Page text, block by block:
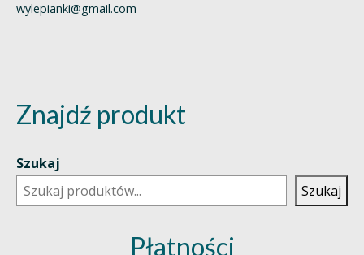
wylepianki@gmail.com
Znajdź produkt
Szukaj
Szukaj
Płatności